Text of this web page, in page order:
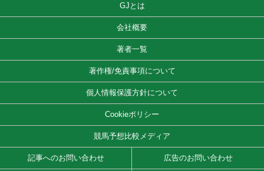
GJとは
会社概要
著者一覧
著作権/免責事項について
個人情報保護方針について
Cookieポリシー
競馬予想比較メディア
記事へのお問い合わせ 広告のお問い合わせ